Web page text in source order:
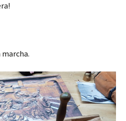
marcha.